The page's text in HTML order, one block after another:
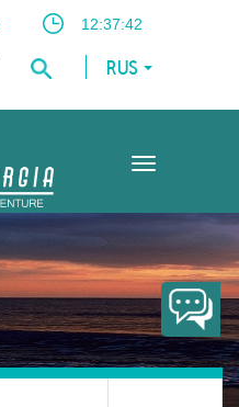
12:37:43
RUS
Toggle